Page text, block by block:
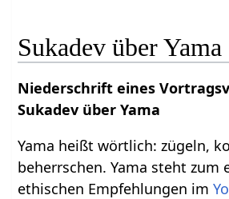
Sukadev über Yama
Niederschrift eines
Sukadev über Yama
Yama heißt wörtlich: zügeln,
beherrschen. Yama steht zum
ethischen Empfehlungen im